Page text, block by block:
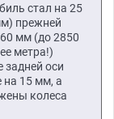
стал на 25
прежней
мм (до 2850
метра!)
задней оси
на 15 мм, а
колеса